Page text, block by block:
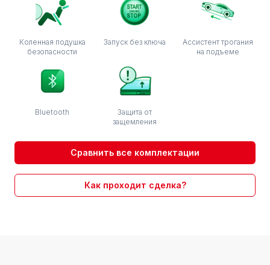
Коленная подушка
безопасности
Запуск без ключа
Ассистент трогания
на подъеме
Bluetooth
Защита от
защемления
Сравнить все комплектации
Как проходит сделка?